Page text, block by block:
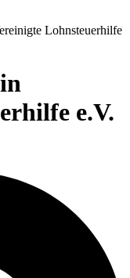
Lohnsteuerhilfe
e.V.